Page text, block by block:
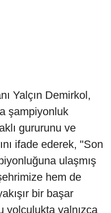
Yalçın Demirkol,
şampiyonluk
gururunu ve
ifade ederek, "Son
ulaşmış
hem de
bir başar
yolculukta yalnızca